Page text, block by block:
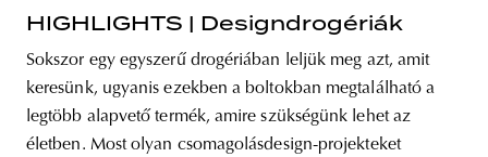
HIGHLIGHTS | Designdrogériák
Sokszor egy egyszerű drogériában leljük meg azt, amit
keresünk, ugyanis ezekben a boltokban megtalálható a
legtöbb alapvető termék, amire szükségünk lehet az
életben. Most olyan csomagolásdesign-projekteket